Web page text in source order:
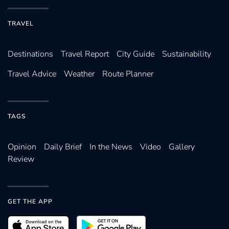
TRAVEL
Destinations Travel Report City Guide
Sustainability
Travel Advice
Weather Route Planner
TAGS
Opinion Daily Brief In the News Video
Gallery
Review
GET THE APP